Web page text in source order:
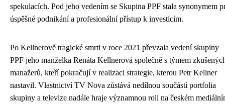
spekulacích. Pod jeho vedením se Skupina PPF stala synonymem
úspěšné podnikání a profesionální přístup k investicím.
Po Kellnerově tragické smrti v roce 2021 převzala vedení skupiny
PPF jeho manželka Renáta Kellnerová společně s týmem
manažerů, kteří pokračují v realizaci strategie, kterou Petr Kellner
nastavil. Vlastnictví TV Nova zůstává nedílnou součástí portfolia
skupiny a televize nadále hraje významnou roli na českém